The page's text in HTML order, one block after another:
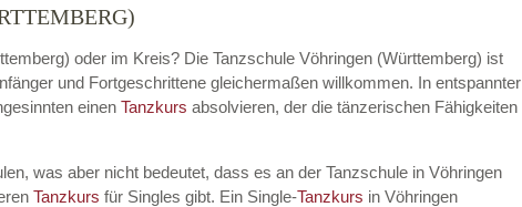
oder im Kreis? Die Tanzschule Vöhringen (Württemberg) ist
und Fortgeschrittene gleichermaßen willkommen. In entspannter
einen Tanzkurs absolvieren, der die tänzerischen Fähigkeiten
was aber nicht bedeutet, dass es an der Tanzschule in Vöhringen
Tanzkurs für Singles gibt. Ein Single-Tanzkurs in Vöhringen